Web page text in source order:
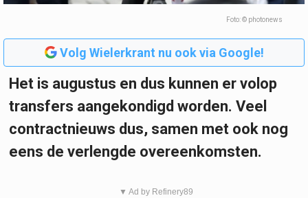
Foto: © photonews
Volg Wielerkrant nu ook via Google!
Het is augustus en dus kunnen er volop
transfers aangekondigd worden. Veel
contractnieuws dus, samen met ook nog
eens de verlengde overeenkomsten.
▼ Ad by Refinery89